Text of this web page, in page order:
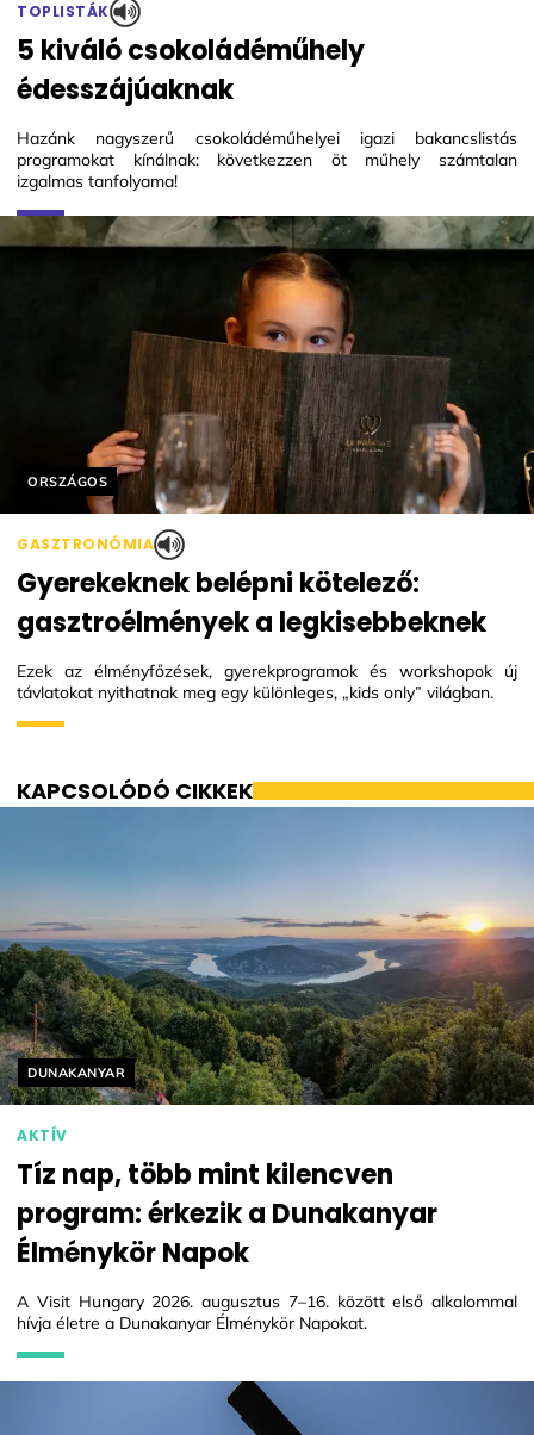
TOPLISTÁK
5 kiváló csokoládéműhely
édesszájúaknak
Hazánk nagyszerű csokoládéműhelyei igazi bakancslistás
programokat kínálnak: következzen öt műhely számtalan
izgalmas tanfolyama!
Helyszín címkék:
ORSZÁGOS
GASZTRONÓMIA
Gyerekeknek belépni kötelező:
gasztroélmények a legkisebbeknek
Ezek az élményfőzések, gyerekprogramok és workshopok új
távlatokat nyithatnak meg egy különleges, „kids only” világban.
KAPCSOLÓDÓ CIKKEK
Helyszín címkék:
DUNAKANYAR
AKTÍV
Tíz nap, több mint kilencven
program: érkezik a Dunakanyar
Élménykör Napok
A Visit Hungary 2026. augusztus 7–16. között első alkalommal
hívja életre a Dunakanyar Élménykör Napokat.